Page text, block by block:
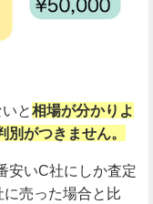
と相場が分かりよ
がつきません。
安いC社にしか査定
売った場合と比